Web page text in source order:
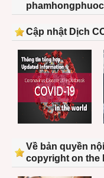
Cập nhật Dịch
Về bản quyền
copyright on the